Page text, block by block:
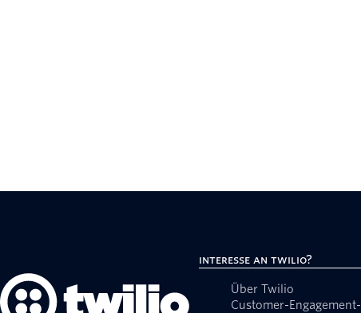
Interesse an Twilio?
Über Twilio
Customer-Engagement-